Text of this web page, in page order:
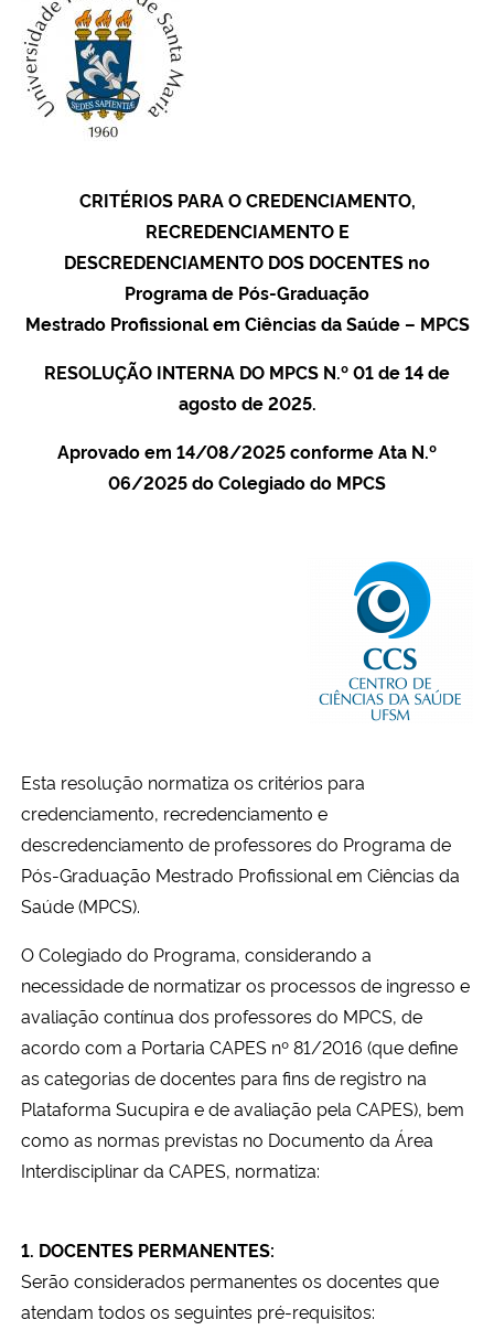
Ministério da Cidadania
Ministério da Saúde
Ministério de Minas e Energia
Ministério da Ciência, Tecnologia, Inovações e Comunicações
Ministério do Meio Ambiente
Ministério do Desenvolvimento Regional
Ministério da Mulher, da Família e dos Direitos Humanos
Banco Central do Brasil
Planalto
CRITÉRIOS PARA O CREDENCIAMENTO,
RECREDENCIAMENTO E
DESCREDENCIAMENTO DOS DOCENTES no
Programa de Pós-Graduação
Mestrado Profissional em Ciências da Saúde – MPCS
RESOLUÇÃO INTERNA DO MPCS N.º 01 de 14 de
agosto de 2025.
Aprovado em 14/08/2025 conforme Ata N.º
06/2025 do Colegiado do MPCS
Esta resolução normatiza os critérios para
credenciamento, recredenciamento e
descredenciamento de professores do Programa de
Pós-Graduação Mestrado Profissional em Ciências da
Saúde (MPCS).
O Colegiado do Programa, considerando a
necessidade de normatizar os processos de ingresso e
avaliação contínua dos professores do MPCS, de
acordo com a Portaria CAPES nº 81/2016 (que define
as categorias de docentes para fins de registro na
Plataforma Sucupira e de avaliação pela CAPES), bem
como as normas previstas no Documento da Área
Interdisciplinar da CAPES, normatiza:
1. DOCENTES PERMANENTES:
Serão considerados permanentes os docentes que
atendam todos os seguintes pré-requisitos: